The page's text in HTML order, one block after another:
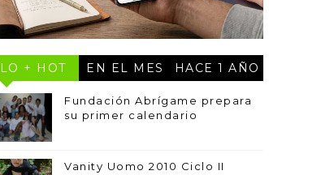
LO + HOT EN EL MES HACE 1 AÑO
Fundación Abrígame prepara
su primer calendario
Vanity Uomo 2010 Ciclo II